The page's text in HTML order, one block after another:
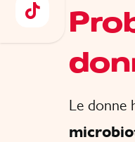
Le donne